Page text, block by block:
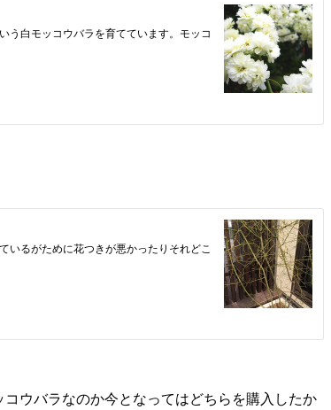
ウバラなのか今となってはどちらを購入したか